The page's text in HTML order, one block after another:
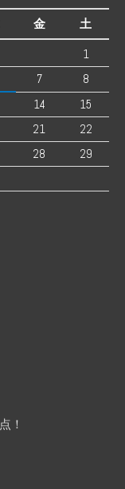
金 土
1
7
8
14
15
21
22
28
29
！